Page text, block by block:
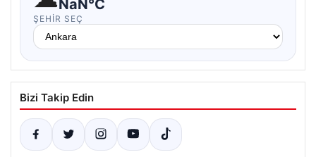
NaN°C
ŞEHIR SEÇ
Bizi Takip Edin